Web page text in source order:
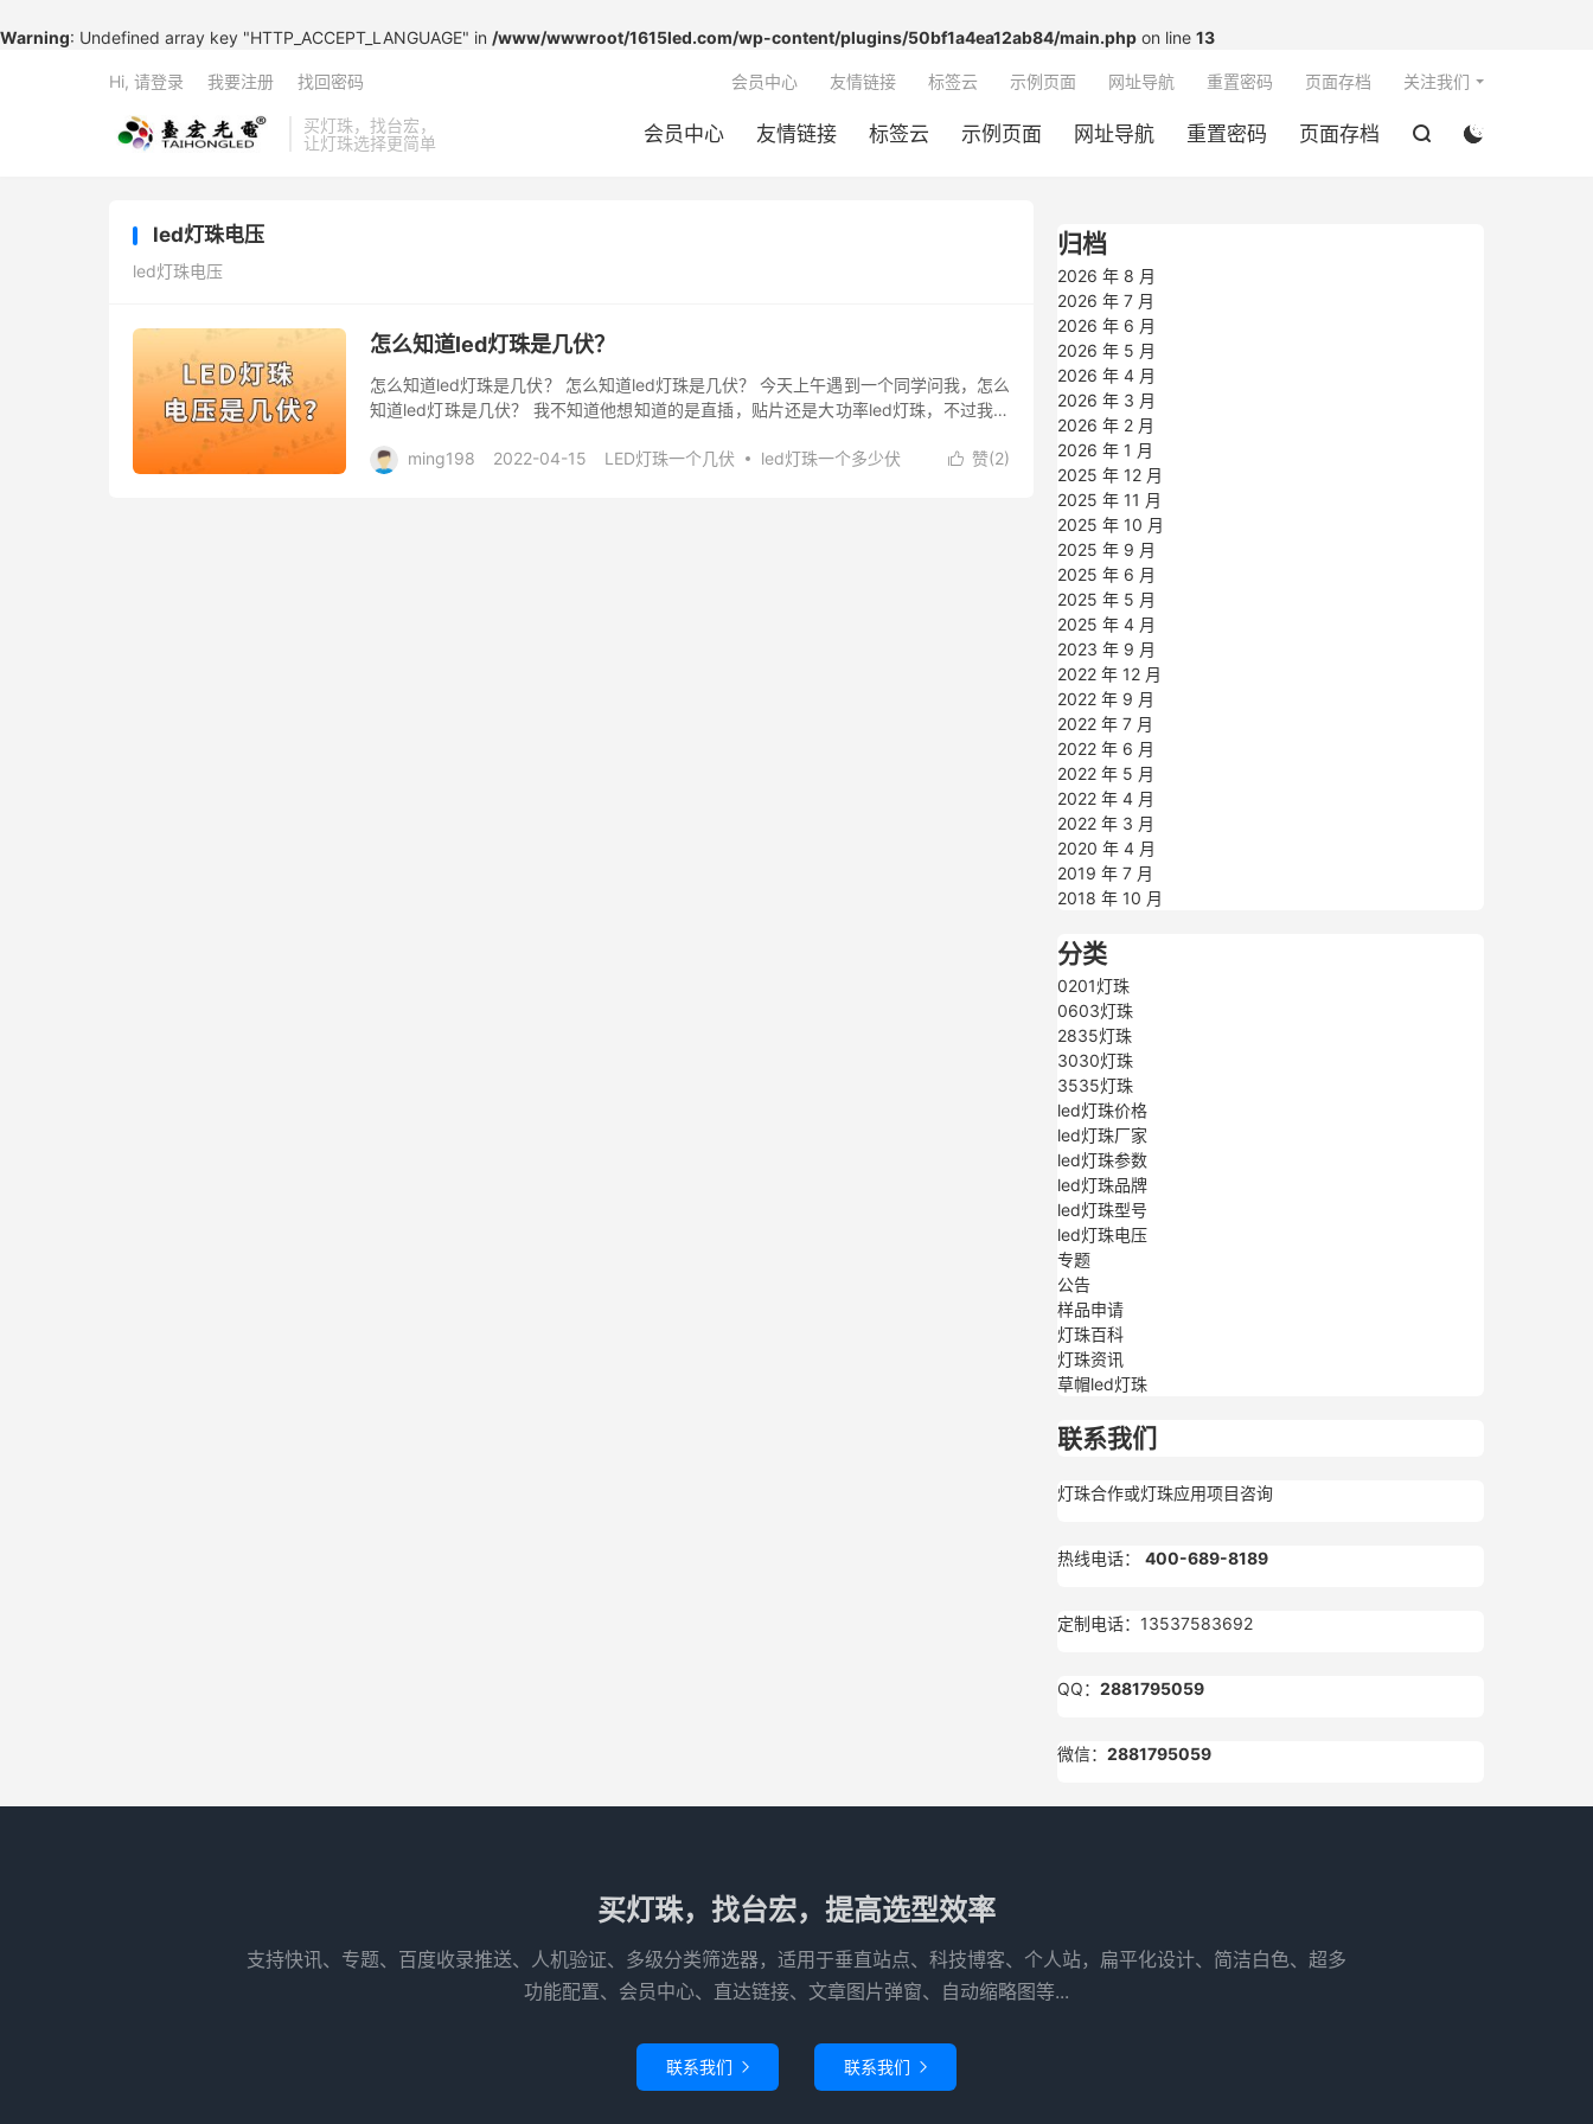
Warning: Undefined array key "HTTP_ACCEPT_LANGUAGE" in /www/wwwroot/1615led.com/wp-content/plugins/50bf1a4ea12ab84/main.php on line 13
买灯珠，找台宏，
让灯珠选择更简单
会员中心 友情链接 标签云 示例页面 网址导航 重置密码 页面存档  
会员中心 友情链接 标签云 示例页面 网址导航 重置密码 页面存档 关注我们
Hi, 请登录 我要注册 找回密码
led灯珠电压
led灯珠电压
怎么知道led灯珠是几伏？
怎么知道led灯珠是几伏？ 怎么知道led灯珠是几伏？ 今天上午遇到一个同学问我，怎么
知道led灯珠是几伏？ 我不知道他想知道的是直插，贴片还是大功率led灯珠，不过我想
 赞(2)
ming198 2022-04-15 LED灯珠一个几伏
led灯珠一个多少伏
归档
2026 年 8 月
2026 年 7 月
2026 年 6 月
2026 年 5 月
2026 年 4 月
2026 年 3 月
2026 年 2 月
2026 年 1 月
2025 年 12 月
2025 年 11 月
2025 年 10 月
2025 年 9 月
2025 年 6 月
2025 年 5 月
2025 年 4 月
2023 年 9 月
2022 年 12 月
2022 年 9 月
2022 年 7 月
2022 年 6 月
2022 年 5 月
2022 年 4 月
2022 年 3 月
2020 年 4 月
2019 年 7 月
2018 年 10 月
分类
0201灯珠
0603灯珠
2835灯珠
3030灯珠
3535灯珠
led灯珠价格
led灯珠厂家
led灯珠参数
led灯珠品牌
led灯珠型号
led灯珠电压
专题
公告
样品申请
灯珠百科
灯珠资讯
草帽led灯珠
联系我们
灯珠合作或灯珠应用项目咨询
热线电话： 400-689-8189
定制电话：13537583692
QQ： 2881795059
微信： 2881795059
买灯珠，找台宏，提高选型效率
支持快讯、专题、百度收录推送、人机验证、多级分类筛选器，适用于垂直站点、科技博客、个人站，扁平化设计、简洁白色、超多
功能配置、会员中心、直达链接、文章图片弹窗、自动缩略图等...
联系我们  联系我们 